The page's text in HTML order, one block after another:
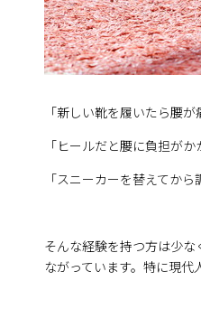
「新しい靴を履いたら腰が
「ヒールだと腰に負担がか
「スニーカーを替えてから
そんな経験を持つ方は少
ながっています。特に現代